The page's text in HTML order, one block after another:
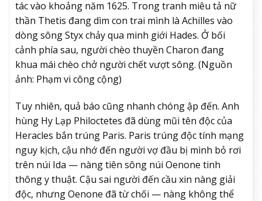
tác vào khoảng năm 1625. Trong tranh miêu tả nữ
thần Thetis đang dìm con trai mình là Achilles vào
dòng sông Styx chảy qua minh giới Hades. Ở bối
cảnh phía sau, người chèo thuyền Charon đang
khua mái chèo chở người chết vượt sông. (Nguồn
ảnh: Phạm vi công cộng)
Tuy nhiên, quả báo cũng nhanh chóng ập đến. Anh
hùng Hy Lạp Philoctetes đã dùng mũi tên độc của
Heracles bắn trúng Paris. Paris trúng độc tính mạng
nguy kịch, cậu nhớ đến người vợ đầu bị mình bỏ rơi
trên núi Ida — nàng tiên sông núi Oenone tinh
thông y thuật. Cậu sai người đến cầu xin nàng giải
độc, nhưng Oenone đã từ chối — nàng không thể